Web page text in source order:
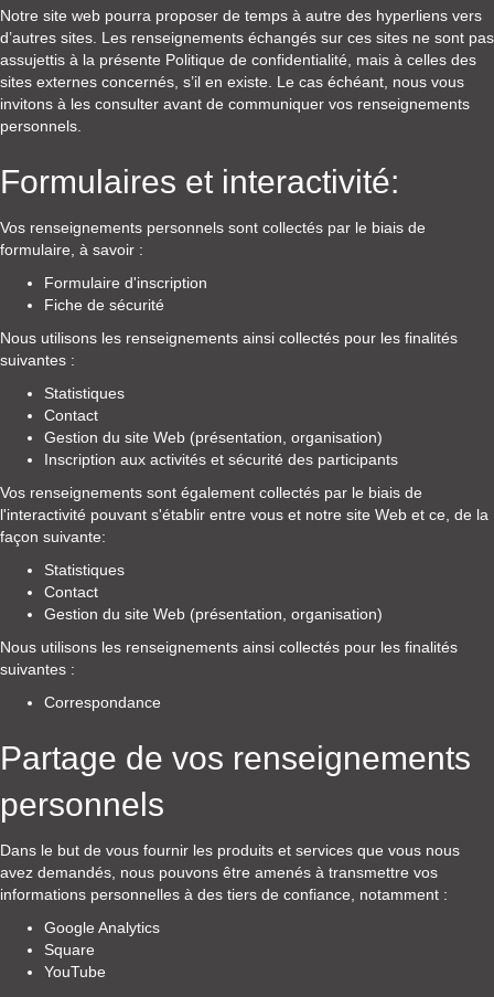
Notre site web pourra proposer de temps à autre des hyperliens vers
d’autres sites. Les renseignements échangés sur ces sites ne sont pas
assujettis à la présente Politique de confidentialité, mais à celles des
sites externes concernés, s’il en existe. Le cas échéant, nous vous
invitons à les consulter avant de communiquer vos renseignements
personnels.
Formulaires et interactivité:
Vos renseignements personnels sont collectés par le biais de
formulaire, à savoir :
Formulaire d'inscription
Fiche de sécurité
Nous utilisons les renseignements ainsi collectés pour les finalités
suivantes :
Statistiques
Contact
Gestion du site Web (présentation, organisation)
Inscription aux activités et sécurité des participants
Vos renseignements sont également collectés par le biais de
l'interactivité pouvant s'établir entre vous et notre site Web et ce, de la
façon suivante:
Statistiques
Contact
Gestion du site Web (présentation, organisation)
Nous utilisons les renseignements ainsi collectés pour les finalités
suivantes :
Correspondance
Partage de vos renseignements
personnels
Dans le but de vous fournir les produits et services que vous nous
avez demandés, nous pouvons être amenés à transmettre vos
informations personnelles à des tiers de confiance, notamment :
Google Analytics
Square
YouTube